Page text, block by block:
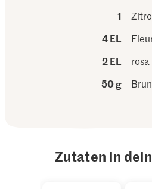
1
4 EL
2 EL
50 g
Zutaten in